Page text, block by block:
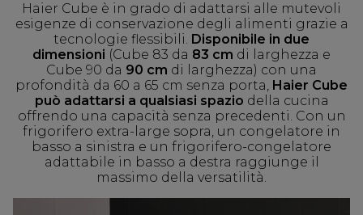
Haier Cube è in grado di adattarsi alle mutevoli
esigenze di conservazione degli alimenti grazie a
tecnologie flessibili. Disponibile in due
dimensioni (Cube 83 da 83 cm di larghezza e
Cube 90 da 90 cm di larghezza) con una
profondità da 60 a 65 cm senza porta, Haier Cube
può adattarsi a qualsiasi spazio della cucina
offrendo una capacità senza precedenti. Con un
frigorifero extra-large sopra, un congelatore in
basso a sinistra e un frigorifero-congelatore
adattabile in basso a destra raggiunge il
massimo della versatilità.